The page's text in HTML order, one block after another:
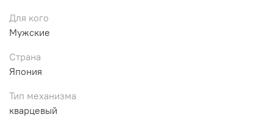
Для кого
Мужские
Страна
Япония
Тип механизма
кварцевый